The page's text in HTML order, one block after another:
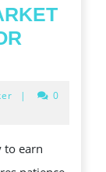
|
0
to earn